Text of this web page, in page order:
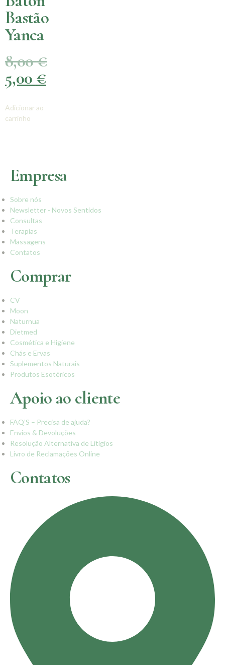
Bastão
Yanca
8,00€
5,00 €
Adicionar ao
carrinho
Empresa
Sobre nós
Newsletter - Novos Sentidos
Consultas
Terapias
Massagens
Contatos
Comprar
CV
Moon
Naturnua
Dietmed
Cosmética e Higiene
Chás e Ervas
Suplementos Naturais
Produtos Esotéricos
Apoio ao cliente
FAQ’S – Precisa de ajuda?
Envios & Devoluções
Resolução Alternativa de Litígios
Livro de Reclamações Online
Contatos